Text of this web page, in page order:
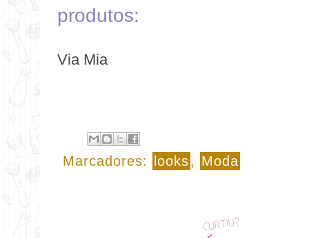
produtos:
Via Mia
Marcadores: looks, Moda